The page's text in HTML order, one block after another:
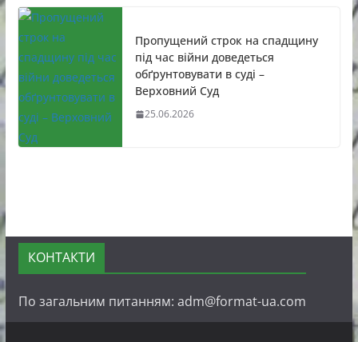
Пропущений строк на спадщину
під час війни доведеться
обґрунтовувати в суді –
Верховний Суд
25.06.2026
КОНТАКТИ
По загальним питанням: adm@format-ua.com